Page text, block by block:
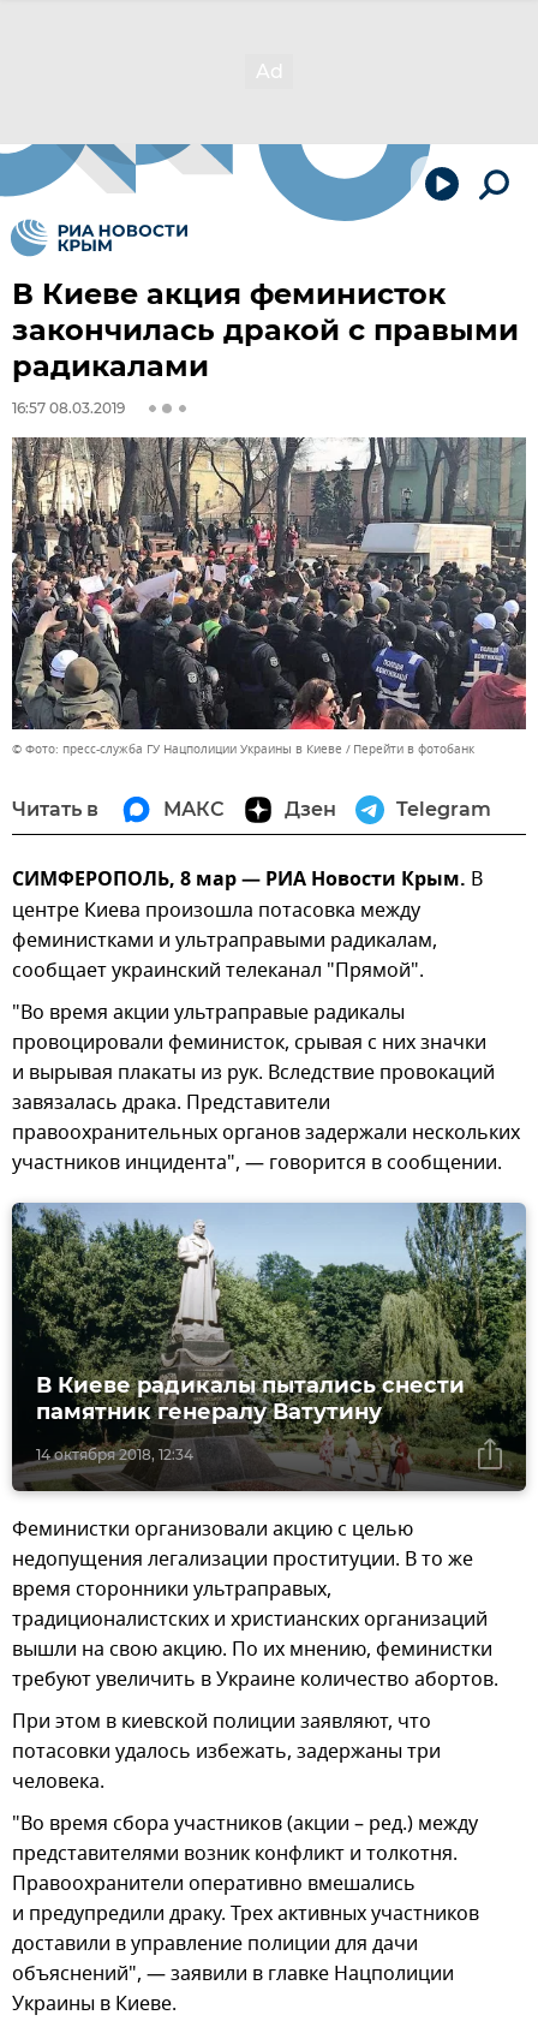
В Киеве акция феминисток
закончилась дракой с правыми
радикалами
16:57 08.03.2019
© Фото: пресс-служба ГУ Нацполиции Украины в Киеве Перейти в фотобанк
Читать в МАКС Дзен Telegram
СИМФЕРОПОЛЬ, 8 мар — РИА Новости Крым. В
центре Киева произошла потасовка между
феминистками и ультраправыми радикалам,
сообщает украинский телеканал "Прямой".
"Во время акции ультраправые радикалы
провоцировали феминисток, срывая с них значки
и вырывая плакаты из рук. Вследствие провокаций
завязалась драка. Представители
правоохранительных органов задержали нескольких
участников инцидента", — говорится в сообщении.
14 октября 2018, 12:34
В Киеве радикалы пытались снести
памятник генералу Ватутину
Феминистки организовали акцию с целью
недопущения легализации проституции. В то же
время сторонники ультраправых,
традиционалистских и христианских организаций
вышли на свою акцию. По их мнению, феминистки
требуют увеличить в Украине количество абортов.
При этом в киевской полиции заявляют, что
потасовки удалось избежать, задержаны три
человека.
"Во время сбора участников (акции – ред.) между
представителями возник конфликт и толкотня.
Правоохранители оперативно вмешались
и предупредили драку. Трех активных участников
доставили в управление полиции для дачи
объяснений", — заявили в главке Нацполиции
Украины в Киеве.